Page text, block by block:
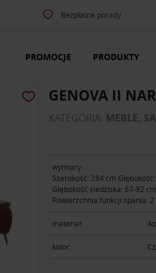
Bezpłatne porady
PROMOCJE PRODUKTY
GENOVA II
KATEGORIA: MEBLE,
wymiary:
Szerokość: 284 cm
Głębokość siedziska: 67-92
Powierzchnia funkcji spania:
materiał:
kolor: